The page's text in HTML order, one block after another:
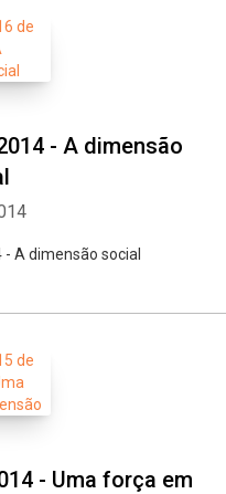
- A dimensão
- A dimensão social
- Uma força em